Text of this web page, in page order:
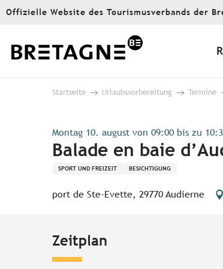
Aller
principal
Offizielle Website des Tourismusverbands der
Startseite Urlaubsvorbereitung Termine
Montag 10. august von 09:00 bis zu
Balade en baie
SPORT UND FREIZEIT BESICHTIGUNG
port de Ste-Evette, 29770 Audierne
Zeitplan